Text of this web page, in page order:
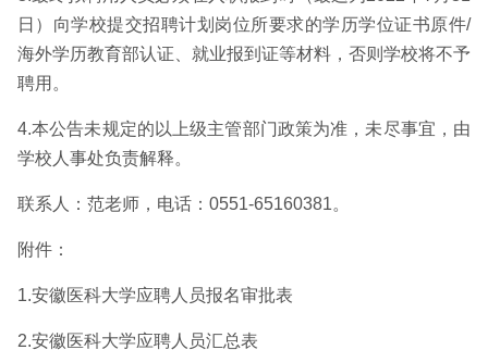
日）向学校提交招聘计划岗位所要求的学历学位证书原件/
海外学历教育部认证、就业报到证等材料，否则学校将不予
聘用。
4.本公告未规定的以上级主管部门政策为准，未尽事宜，由
学校人事处负责解释。
联系人：范老师，电话：0551-65160381。
附件：
1.安徽医科大学应聘人员报名审批表
2.安徽医科大学应聘人员汇总表